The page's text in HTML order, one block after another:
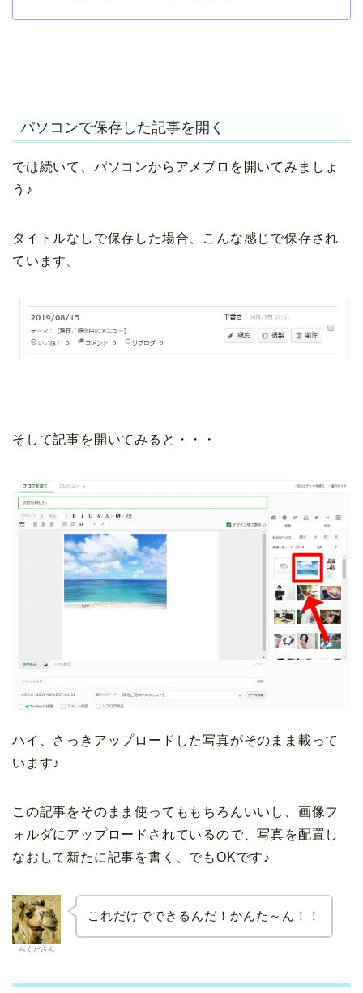
パソコンで保存した記事を開く
では続いて、パソコンからアメブロを開いてみましょ
う♪
タイトルなしで保存した場合、こんな感じで保存され
ています。
そして記事を開いてみると・・・
ハイ、さっきアップロードした写真がそのまま載って
います♪
この記事をそのまま使ってももちろんいいし、画像フ
ォルダにアップロードされているので、写真を配置し
なおして新たに記事を書く、でもOKです♪
らくださん
これだけでできるんだ！かんた～ん！！